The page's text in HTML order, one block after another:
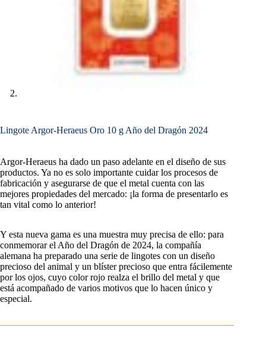
Lingote Argor-Heraeus Oro 10 g Año del Dragón 2024
Argor-Heraeus ha dado un paso adelante en el diseño de sus
productos. Ya no es solo importante cuidar los procesos de
fabricación y asegurarse de que el metal cuenta con las
mejores propiedades del mercado: ¡la forma de presentarlo es
tan vital como lo anterior!
Y esta nueva gama es una muestra muy precisa de ello: para
conmemorar el Año del Dragón de 2024, la compañía
alemana ha preparado una serie de lingotes con un diseño
precioso del animal y un blíster precioso que entra fácilemente
por los ojos, cuyo color rojo realza el brillo del metal y que
está acompañado de varios motivos que lo hacen único y
especial.